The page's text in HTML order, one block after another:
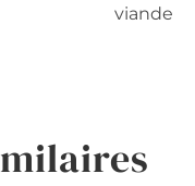
viande